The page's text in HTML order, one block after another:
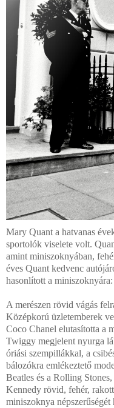
Mary Quant a hatvanas
sportolók viselete volt.
amint miniszoknyában,
éves Quant kedvenc
hasonlított a
A merészen rövid vágás
Középkorú üzletemberek
Coco Chanel elutasította a
Twiggy megjelent nyurga
óriási szempillákkal, a
bálozókra emlékeztető
Beatles és a Rolling
Kennedy rövid, fehér,
miniszoknya